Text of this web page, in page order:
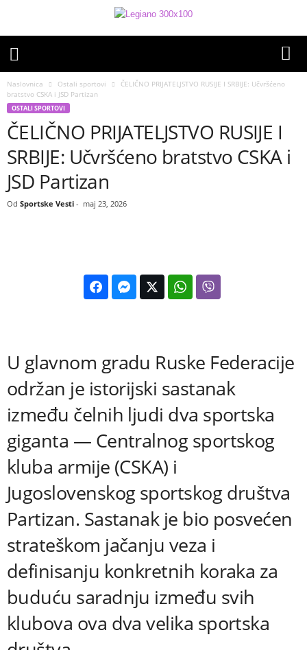
Naslovnica Ostali sportovi
ČELIČNO PRIJATELJSTVO RUSIJE I SRBIJE: Učvršćeno
bratstvo CSKA i JSD Partizan
OSTALI SPORTOVI
ČELIČNO PRIJATELJSTVO RUSIJE I
SRBIJE: Učvršćeno bratstvo CSKA i
JSD Partizan
Od Sportske Vesti - maj 23, 2026
U glavnom gradu Ruske Federacije
održan je istorijski sastanak
između čelnih ljudi dva sportska
giganta — Centralnog sportskog
kluba armije (CSKA) i
Jugoslovenskog sportskog društva
Partizan. Sastanak je bio posvećen
strateškom jačanju veza i
definisanju konkretnih koraka za
buduću saradnju između svih
klubova ova dva velika sportska